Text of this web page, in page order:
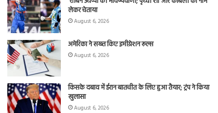
लेकर चेताया
August 6, 2026
अमेरिका ने सख्त किए इमीग्रेशन रूल्स
August 6, 2026
किसके दबाव में ईरान बातचीत के लिए हुआ तैयार; ट्रंप ने किया
खुलासा
August 6, 2026